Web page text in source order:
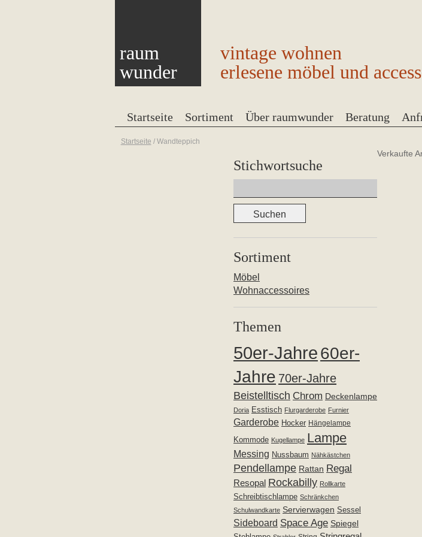
raum
wunder
vintage wohnen
erlesene möbel und
Startseite Sortiment Über raumwunder Beratung
Startseite / Wandteppich
Verkaufte
Stichwortsuche
nach:
Sortiment
Möbel
Wohnaccessoires
Themen
50er-Jahre60er-
Jahre 70er-Jahre
Beistelltisch Chrom Deckenlampe
Doria Esstisch Flurgarderobe Furnier
Garderobe Hocker Hängelampe
Kommode Kugellampe Lampe
Messing Nussbaum Nähkästchen
Pendellampe Rattan Regal
Resopal Rockabilly Rollkarte
Schreibtischlampe Schränkchen
Schulwandkarte Servierwagen Sessel
Sideboard Space Age Spiegel